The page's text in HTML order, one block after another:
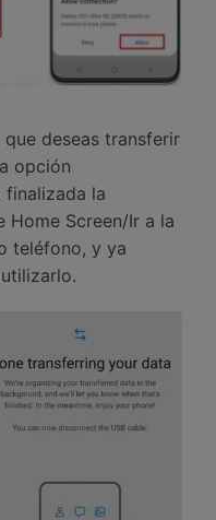
deseas transferir
opción
finalizada la
Screen/Ir a la
teléfono, y ya